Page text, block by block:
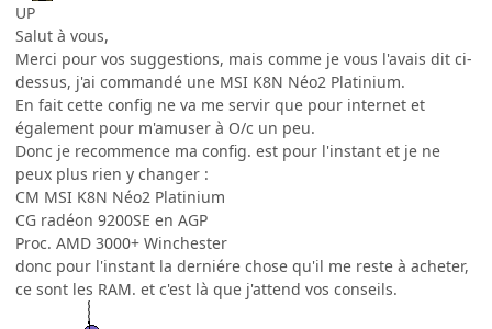
UP
Salut à vous,
Merci pour vos suggestions, mais comme je vous l'avais dit ci-
dessus, j'ai commandé une MSI K8N Néo2 Platinium.
En fait cette config ne va me servir que pour internet et
également pour m'amuser à O/c un peu.
Donc je recommence ma config. est pour l'instant et je ne
peux plus rien y changer :
CM MSI K8N Néo2 Platinium
CG radéon 9200SE en AGP
Proc. AMD 3000+ Winchester
donc pour l'instant la derniére chose qu'il me reste à acheter,
ce sont les RAM. et c'est là que j'attend vos conseils.